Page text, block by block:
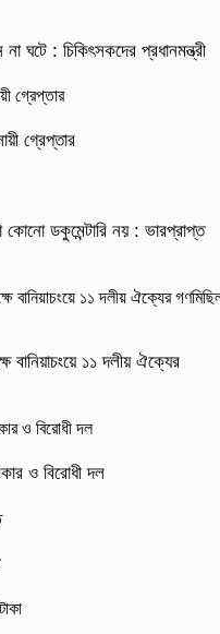
ঘটে : চিকিৎসকদের প্রধানমন্ত্রী
গ্রেপ্তার
কোনো ডকুমেন্টারি নয় : ভারপ্রাপ্ত
বানিয়াচংয়ে ১১ দলীয় ঐক্যের
ও বিরোধী দল